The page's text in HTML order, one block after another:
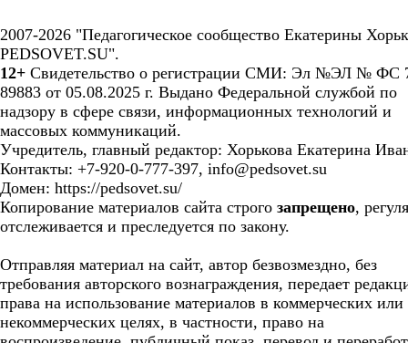
2007-2026 "Педагогическое сообщество Екатерины
PEDSOVET.SU".
12+ Свидетельство о регистрации СМИ: Эл №ЭЛ № ФС
89883 от 05.08.2025 г. Выдано Федеральной службой по
надзору в сфере связи, информационных технологий и
массовых коммуникаций.
Учредитель, главный редактор: Хорькова Екатерина
Контакты: +7-920-0-777-397, info@pedsovet.su
Домен: https://pedsovet.su/
Копирование материалов сайта строго запрещено,
отслеживается и преследуется по закону.
Отправляя материал на сайт, автор безвозмездно, без
требования авторского вознаграждения, передает
права на использование материалов в коммерческих или
некоммерческих целях, в частности, право на